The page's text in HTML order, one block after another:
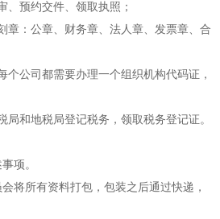
、预约交件、领取执照；
章：公章、财务章、法人章、发票章、合
个公司都需要办理一个组织机构代码证，
局和地税局登记税务，领取税务登记证。
项。
将所有资料打包，包装之后通过快递，